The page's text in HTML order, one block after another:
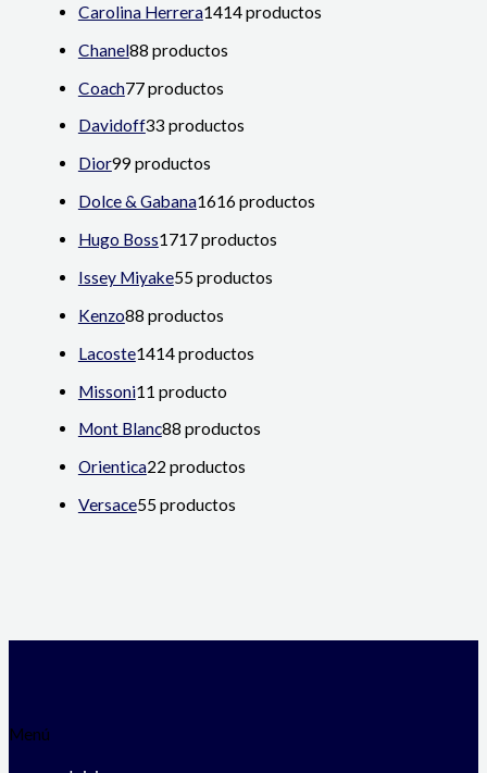
Carolina Herrera1414 productos
Chanel88 productos
Coach77 productos
Davidoff33 productos
Dior99 productos
Dolce & Gabana1616 productos
Hugo Boss1717 productos
Issey Miyake55 productos
Kenzo88 productos
Lacoste1414 productos
Missoni11 producto
Mont Blanc88 productos
Orientica22 productos
Versace55 productos
Menú